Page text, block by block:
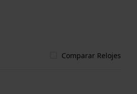
Comparar Relojes